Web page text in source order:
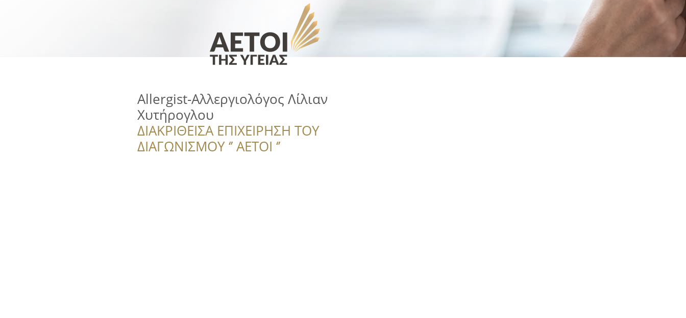
Allergist-Αλλεργιολόγος Λίλιαν
Χυτήρογλου
ΔΙΑΚΡΙΘΕΙΣΑ ΕΠΙΧΕΙΡΗΣΗ ΤΟΥ
ΔΙΑΓΩΝΙΣΜΟΥ ‘’ ΑΕΤΟΙ ‘’